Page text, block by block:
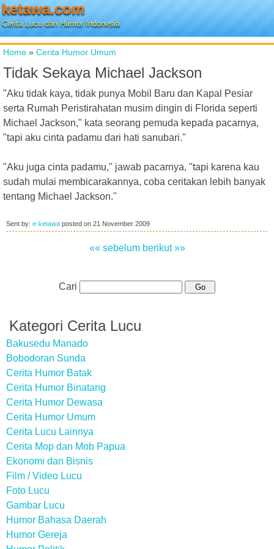
ketawa.com
Cerita Lucu dan Humor Indonesia
Home » Cerita Humor Umum
Tidak Sekaya Michael Jackson
"Aku tidak kaya, tidak punya Mobil Baru dan Kapal Pesiar
serta Rumah Peristirahatan musim dingin di Florida seperti
Michael Jackson," kata seorang pemuda kepada pacarnya,
"tapi aku cinta padamu dari hati sanubari."
"Aku juga cinta padamu," jawab pacarnya, "tapi karena kau
sudah mulai membicarakannya, coba ceritakan lebih banyak
tentang Michael Jackson."
Sent by: e-ketawa posted on 21 November 2009
«« sebelum berikut »»
Cari
Kategori Cerita Lucu
Bakusedu Manado
Bobodoran Sunda
Cerita Humor Batak
Cerita Humor Binatang
Cerita Humor Dewasa
Cerita Humor Umum
Cerita Lucu Lainnya
Cerita Mop dan Mob Papua
Ekonomi dan Bisnis
Film / Video Lucu
Foto Lucu
Gambar Lucu
Humor Bahasa Daerah
Humor Gereja